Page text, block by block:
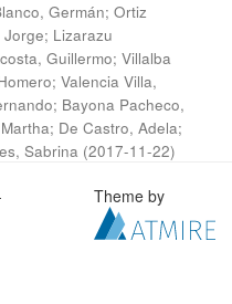
Germán; Ortiz
Jorge; Lizarazu
Guillermo; Villalba
; Valencia Villa,
; Bayona Pacheco,
; De Castro, Adela;
Sabrina (2017-11-22)
Theme by